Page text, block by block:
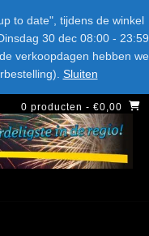
to date", tijdens de winkel
30 dec 08:00 - 23:59
verkoopdagen hebben we
Sluiten
CATEGORIE
0 producten - €0,00